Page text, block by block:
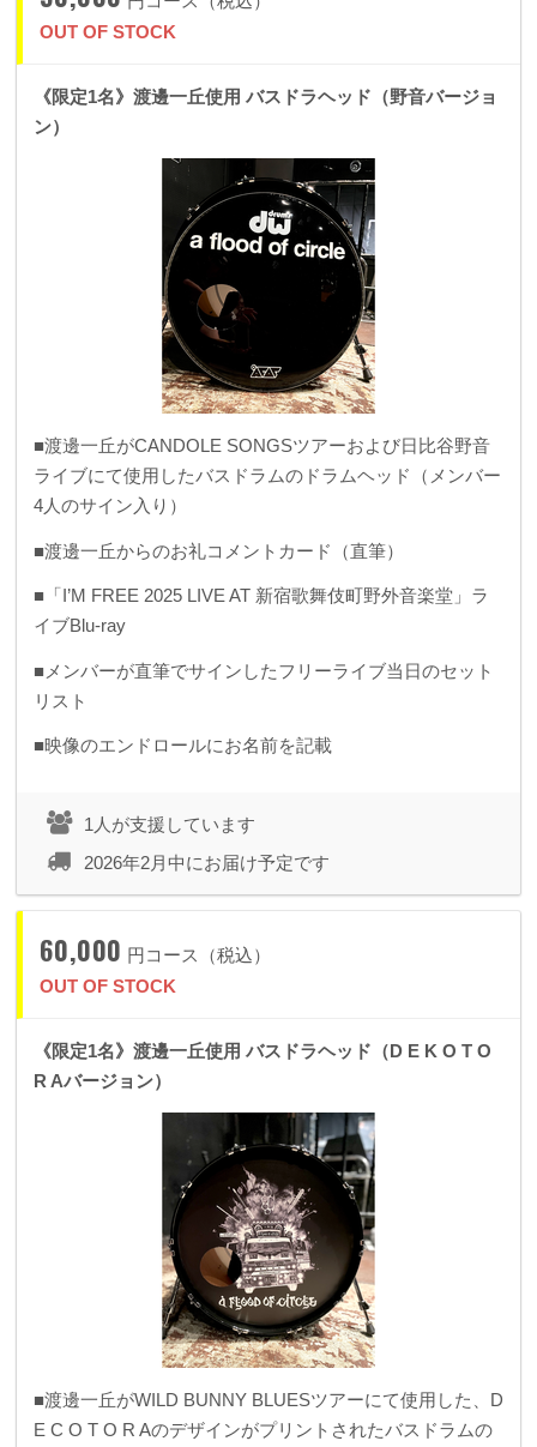
OUT OF STOCK
《限定1名》渡邊一丘使用 バスドラヘッド（野音バージョ
ン）
■渡邊一丘がCANDOLE SONGSツアーおよび日比谷野音
ライブにて使用したバスドラムのドラムヘッド（メンバー
4人のサイン入り）
■渡邊一丘からのお礼コメントカード（直筆）
■「I’M FREE 2025 LIVE AT 新宿歌舞伎町野外音楽堂」ラ
イブBlu-ray
■メンバーが直筆でサインしたフリーライブ当日のセット
リスト
■映像のエンドロールにお名前を記載
1人が支援しています
2026年2月中にお届け予定です
60,000 円コース（税込）
OUT OF STOCK
《限定1名》渡邊一丘使用 バスドラヘッド（D E K O T O
R Aバージョン）
■渡邊一丘がWILD BUNNY BLUESツアーにて使用した、D
E C O T O R Aのデザインがプリントされたバスドラムの